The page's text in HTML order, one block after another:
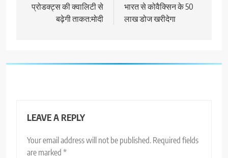
प्रोडक्ट्स की क्वालिटी से
बढ़ेगी ताकत:मोदी
भारत से कोवैक्सिन के 50
लाख डोज खरीदेगा
LEAVE A REPLY
Your email address will not be published. Required fields
are marked *